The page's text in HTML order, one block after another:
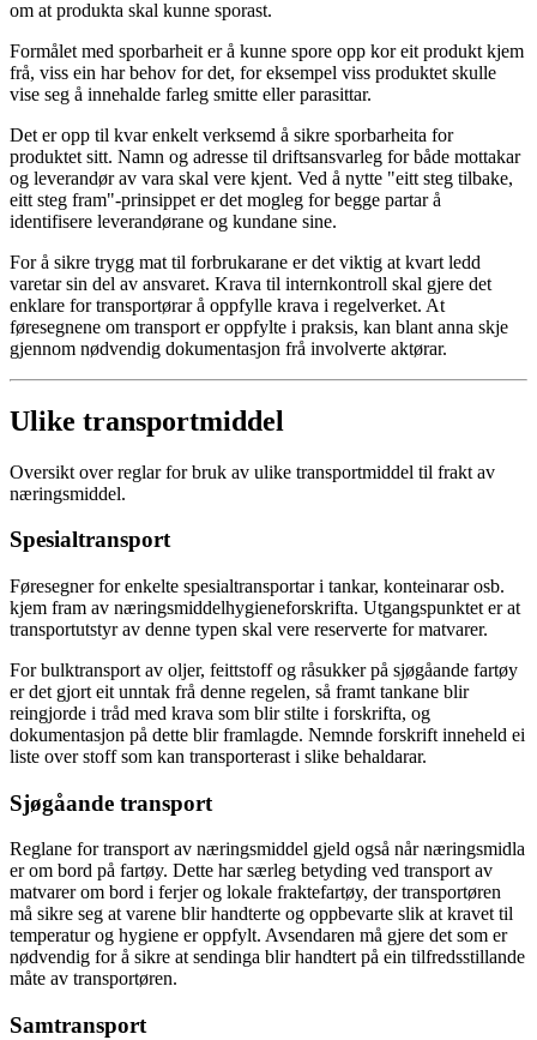
om at produkta skal kunne sporast.
Formålet med sporbarheit er å kunne spore opp kor eit produkt kjem
frå, viss ein har behov for det, for eksempel viss produktet skulle
vise seg å innehalde farleg smitte eller parasittar.
Det er opp til kvar enkelt verksemd å sikre sporbarheita for
produktet sitt. Namn og adresse til driftsansvarleg for både mottakar
og leverandør av vara skal vere kjent. Ved å nytte "eitt steg tilbake,
eitt steg fram"-prinsippet er det mogleg for begge partar å
identifisere leverandørane og kundane sine.
For å sikre trygg mat til forbrukarane er det viktig at kvart ledd
varetar sin del av ansvaret. Krava til internkontroll skal gjere det
enklare for transportørar å oppfylle krava i regelverket. At
føresegnene om transport er oppfylte i praksis, kan blant anna skje
gjennom nødvendig dokumentasjon frå involverte aktørar.
Ulike transportmiddel
Oversikt over reglar for bruk av ulike transportmiddel til frakt av
næringsmiddel.
Spesialtransport
Føresegner for enkelte spesialtransportar i tankar, konteinarar osb.
kjem fram av næringsmiddelhygieneforskrifta. Utgangspunktet er at
transportutstyr av denne typen skal vere reserverte for matvarer.
For bulktransport av oljer, feittstoff og råsukker på sjøgåande fartøy
er det gjort eit unntak frå denne regelen, så framt tankane blir
reingjorde i tråd med krava som blir stilte i forskrifta, og
dokumentasjon på dette blir framlagde. Nemnde forskrift inneheld ei
liste over stoff som kan transporterast i slike behaldarar.
Sjøgåande transport
Reglane for transport av næringsmiddel gjeld også når næringsmidla
er om bord på fartøy. Dette har særleg betyding ved transport av
matvarer om bord i ferjer og lokale fraktefartøy, der transportøren
må sikre seg at varene blir handterte og oppbevarte slik at kravet til
temperatur og hygiene er oppfylt. Avsendaren må gjere det som er
nødvendig for å sikre at sendinga blir handtert på ein tilfredsstillande
måte av transportøren.
Samtransport